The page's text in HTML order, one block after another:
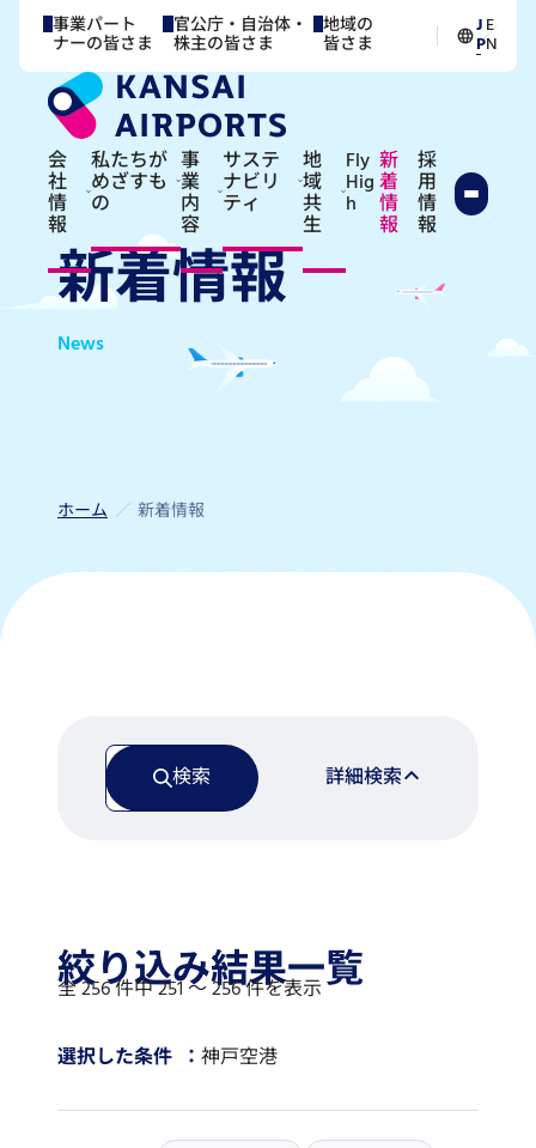
事業パート
ナーの皆さま
官公庁・自治体・
株主の皆さま
地域の
皆さま
J
P／
E
N
会
社
情
報
私たちが
めざすも
の
事
業
内
容
サステ
ナビリ
ティ
地
域
共
生
Fly
Hig
h
新
着
情
報
採
用
情
報
新着情報
News
ホーム 新着情報
検索 詳細検索
絞り込み結果一覧
全 256 件中 251 〜 256 件を表示
選択した条件 神戸空港